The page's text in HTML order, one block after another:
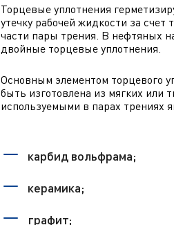
Торцевые уплотнения
утечку рабочей жидкости за
части пары трения. В нефтяных
двойные торцевые уплотнения.
Основным элементом торцевого
быть изготовлена из мягких или
используемыми в парах трениях
карбид вольфрама;
керамика;
графит;